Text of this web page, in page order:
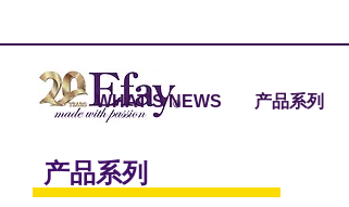
WHAT'S NEWS 产品系列
产品系列